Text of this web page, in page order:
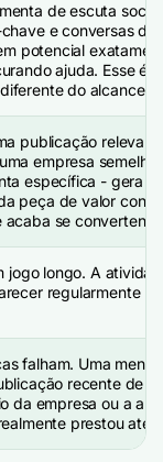
de escuta
e conversas do
potencial
ajuda. Esse é
do alcance
publicação
empresa
específica - gera
peça de valor
acaba se
jogo longo. A
regularmente
falham. Uma
recente de
da empresa ou a
prestou